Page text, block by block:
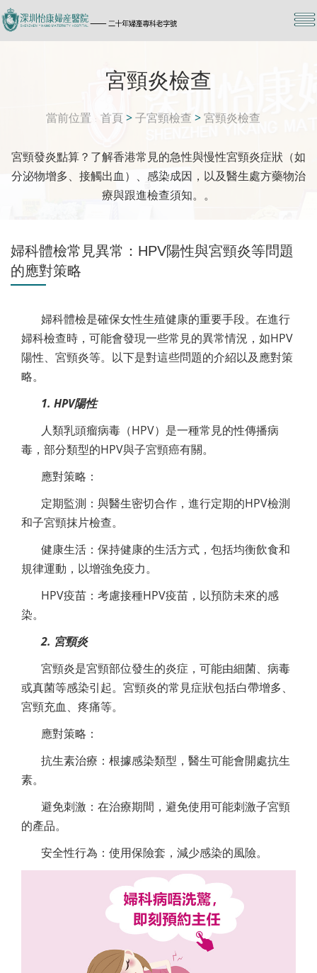
宮頸炎檢查
當前位置 首頁 >子宮頸檢查 >宮頸炎檢查
宮頸發炎點算？了解香港常見的急性與慢性宮頸炎症狀（如
分泌物增多、接觸出血）、感染成因，以及醫生處方藥物治
療與跟進檢查須知。。
婦科體檢常見異常：HPV陽性與宮頸炎等問題
的應對策略
婦科體檢是確保女性生殖健康的重要手段。在進行
婦科檢查時，可能會發現一些常見的異常情況，如HPV
陽性、宮頸炎等。以下是對這些問題的介紹以及應對策
略。
1. HPV陽性
人類乳頭瘤病毒（HPV）是一種常見的性傳播病
毒，部分類型的HPV與子宮頸癌有關。
應對策略：
定期監測：與醫生密切合作，進行定期的HPV檢測
和子宮頸抹片檢查。
健康生活：保持健康的生活方式，包括均衡飲食和
規律運動，以增強免疫力。
HPV疫苗：考慮接種HPV疫苗，以預防未來的感
染。
2. 宮頸炎
宮頸炎是宮頸部位發生的炎症，可能由細菌、病毒
或真菌等感染引起。宮頸炎的常見症狀包括白帶增多、
宮頸充血、疼痛等。
應對策略：
抗生素治療：根據感染類型，醫生可能會開處抗生
素。
避免刺激：在治療期間，避免使用可能刺激子宮頸
的產品。
安全性行為：使用保險套，減少感染的風險。